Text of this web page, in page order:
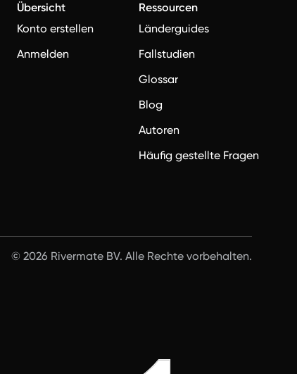
Übersicht
Konto erstellen
Anmelden
Ressourcen
Länderguides
Fallstudien
Glossar
Blog
Autoren
Häufig gestellte Fragen
© 2026 Rivermate BV. Alle Rechte vorbehalten.